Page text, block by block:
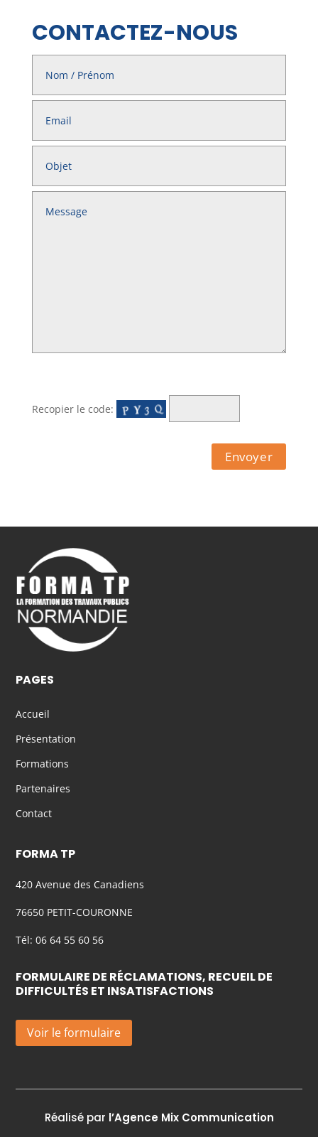
CONTACTEZ-NOUS
Recopier le code:
PAGES
Accueil
Présentation
Formations
Partenaires
Contact
FORMA TP
420 Avenue des Canadiens
76650 PETIT-COURONNE
Tél: 06 64 55 60 56
FORMULAIRE DE RÉCLAMATIONS, RECUEIL DE
DIFFICULTÉS ET INSATISFACTIONS
Voir le formulaire
Réalisé par l’Agence Mix Communication